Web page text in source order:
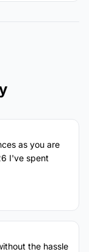
as you are
I've spent
the hassle